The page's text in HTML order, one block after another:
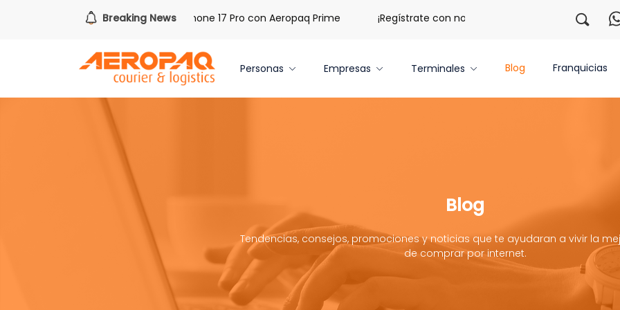
Breaking News
Gana uno de tres iPhone 17 Pro con Aeropaq Prime ¡Regístrate con nosotros y obtén 20 libras gratis por 3
Personas Empresas Terminales Blog Franquicias
Blog
Tendencias, consejos, promociones y noticias que te ayudaran a vivir la
de comprar por internet.